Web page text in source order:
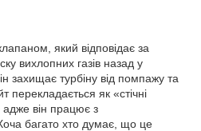
який відповідає за
вихлопних газів назад у
захищає турбіну від помпажу та
перекладається як «стічні
він працює з
багато хто думає, що це